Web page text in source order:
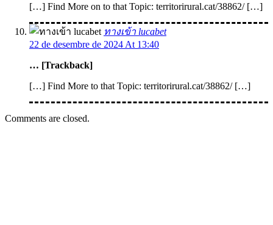
[…] Find More on to that Topic: territorirural.cat/38862/ […]
ทางเข้า lucabet
22 de desembre de 2024 At 13:40
… [Trackback]
[…] Find More to that Topic: territorirural.cat/38862/ […]
Comments are closed.